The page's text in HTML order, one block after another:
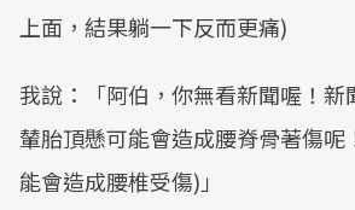
上面，結果躺一下反而更痛)
我說：「阿伯，你無看新聞喔！
輦胎頂懸可能會造成腰脊骨著傷呢
能會造成腰椎受傷)」